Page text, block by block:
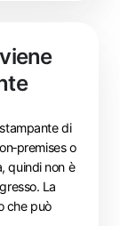
di
o
quindi non è
La
che può